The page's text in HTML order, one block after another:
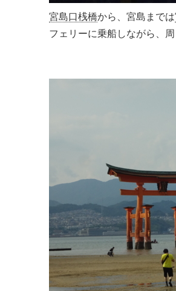
宮島口桟橋から、宮島までは
フェリーに乗船しながら、